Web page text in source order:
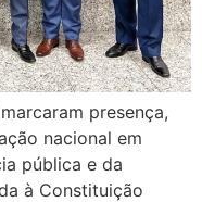
presença,
nacional em
pública e da
à Constituição